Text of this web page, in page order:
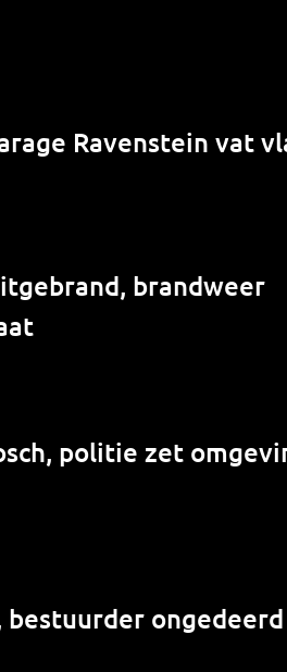
Ravenstein vat
brandweer
politie zet
ongedeerd